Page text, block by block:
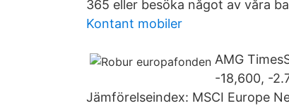
365 eller besöka något av våra
Kontant mobiler
AMG
-18,600, -
Jämförelseindex: MSCI Europe